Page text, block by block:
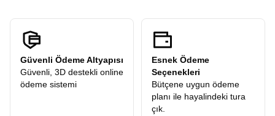
Güvenli Ödeme Altyapısı
Güvenli, 3D destekli online
ödeme sistemi
Esnek Ödeme
Seçenekleri
Bütçene uygun ödeme
planı ile hayalindeki tura
çık.